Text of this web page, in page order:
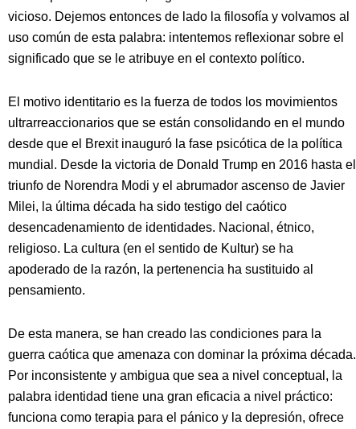
vicioso. Dejemos entonces de lado la filosofía y volvamos al
uso común de esta palabra: intentemos reflexionar sobre el
significado que se le atribuye en el contexto político.
El motivo identitario es la fuerza de todos los movimientos
ultrarreaccionarios que se están consolidando en el mundo
desde que el Brexit inauguró la fase psicótica de la política
mundial. Desde la victoria de Donald Trump en 2016 hasta el
triunfo de Norendra Modi y el abrumador ascenso de Javier
Milei, la última década ha sido testigo del caótico
desencadenamiento de identidades. Nacional, étnico,
religioso. La cultura (en el sentido de Kultur) se ha
apoderado de la razón, la pertenencia ha sustituido al
pensamiento.
De esta manera, se han creado las condiciones para la
guerra caótica que amenaza con dominar la próxima década.
Por inconsistente y ambigua que sea a nivel conceptual, la
palabra identidad tiene una gran eficacia a nivel práctico:
funciona como terapia para el pánico y la depresión, ofrece